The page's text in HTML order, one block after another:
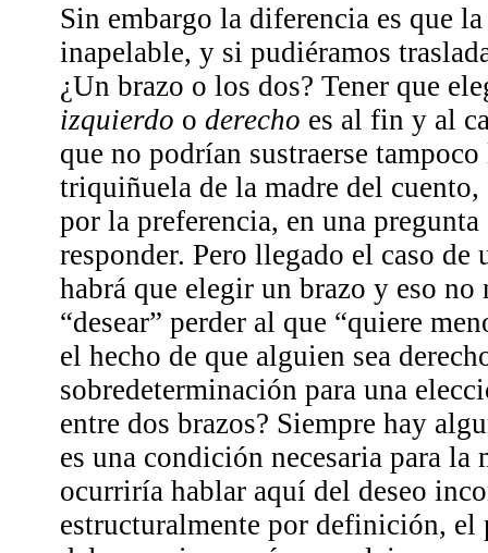
Sin embargo la diferencia es que
inapelable, y si pudiéramos
¿Un brazo o los dos? Tener que
izquierdo o derecho es al fin y al
que no podrían sustraerse
triquiñuela de la madre del
por la preferencia, en una
responder. Pero llegado el caso de
habrá que elegir un brazo y eso no
“desear” perder al que “quiere
el hecho de que alguien sea
sobredeterminación para una
entre dos brazos? Siempre hay
es una condición necesaria para la
ocurriría hablar aquí del deseo
estructuralmente por definición, el